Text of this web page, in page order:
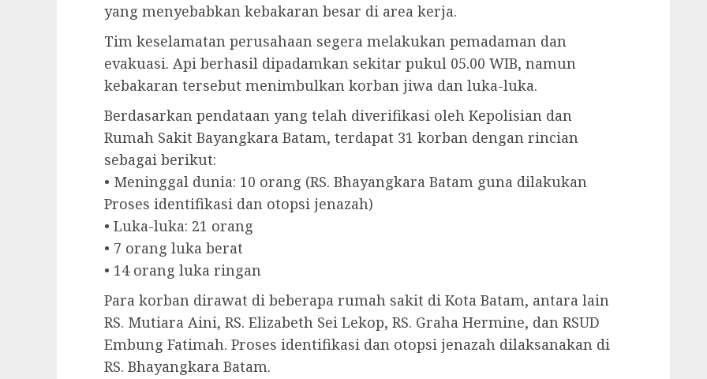
yang menyebabkan kebakaran besar di area kerja.
Tim keselamatan perusahaan segera melakukan pemadaman dan
evakuasi. Api berhasil dipadamkan sekitar pukul 05.00 WIB, namun
kebakaran tersebut menimbulkan korban jiwa dan luka-luka.
Berdasarkan pendataan yang telah diverifikasi oleh Kepolisian dan
Rumah Sakit Bayangkara Batam, terdapat 31 korban dengan rincian
sebagai berikut:
• Meninggal dunia: 10 orang (RS. Bhayangkara Batam guna dilakukan
Proses identifikasi dan otopsi jenazah)
• Luka-luka: 21 orang
• 7 orang luka berat
• 14 orang luka ringan
Para korban dirawat di beberapa rumah sakit di Kota Batam, antara lain
RS. Mutiara Aini, RS. Elizabeth Sei Lekop, RS. Graha Hermine, dan RSUD
Embung Fatimah. Proses identifikasi dan otopsi jenazah dilaksanakan di
RS. Bhayangkara Batam.